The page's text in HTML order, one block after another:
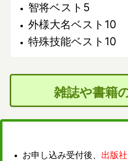
智将ベスト5
外様大名ベスト10
特殊技能ベスト10
雑誌や書籍
お申し込み受付後、 出版